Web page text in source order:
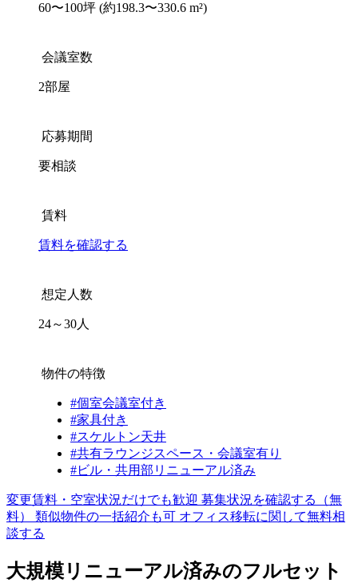
60〜100坪 (約198.3〜330.6 m²)
会議室数
2部屋
応募期間
要相談
賃料
賃料を確認する
想定人数
24～30人
物件の特徴
#個室会議室付き
#家具付き
#スケルトン天井
#共有ラウンジスペース・会議室有り
#ビル・共用部リニューアル済み
変更賃料・空室状況だけでも歓迎 募集状況を確認する（無
料）
類似物件の一括紹介も可 オフィス移転に関して無料相
談する
大規模リニューアル済みのフルセット